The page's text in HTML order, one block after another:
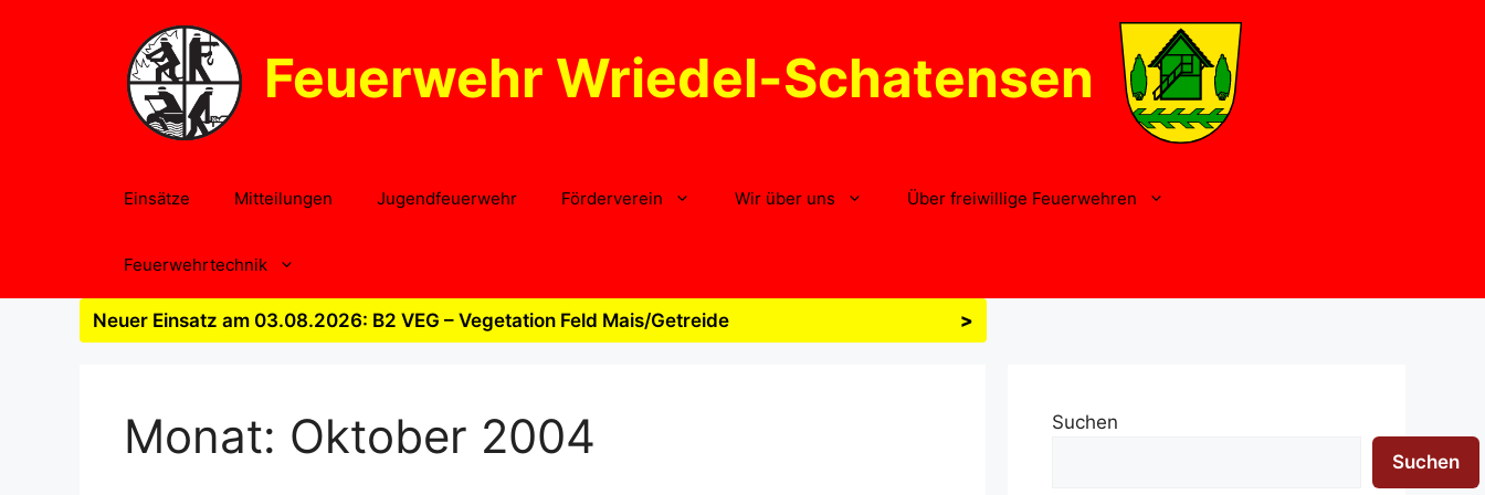
Feuerwehr Wriedel-Schatensen
Einsätze Mitteilungen Jugendfeuerwehr Förderverein Wir über uns Über freiwillige Feuerwehren
Feuerwehrtechnik
Neuer Einsatz am 03.08.2026: B2 VEG – Vegetation Feld Mais/Getreide >
Monat: Oktober 2004
Suchen
Suchen